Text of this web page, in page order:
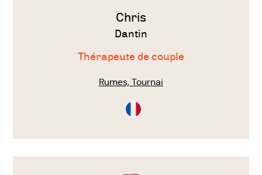
Chris
Dantin
Thérapeute de couple
Rumes, Tournai
Consultation
en
Voir